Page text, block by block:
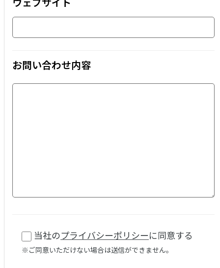
お問い合わせ内容
当社のプライバシーポリシーに同意する
※ご同意いただけない場合は送信ができません。